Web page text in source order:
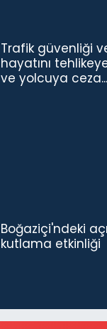
Trafik güvenliği
hayatını
ve yolcuya ceza...
Boğaziçi'ndeki
kutlama etkinliği